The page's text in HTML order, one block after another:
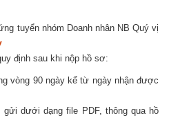
tuyển nhóm Doanh nhân NB Quý vị
định sau khi nộp hồ sơ:
vòng 90 ngày kể từ ngày nhận được
dưới dạng file PDF, thông qua hồ